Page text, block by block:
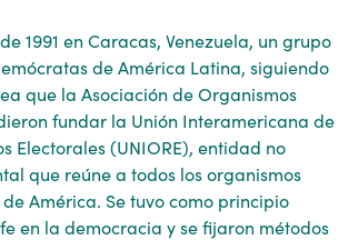
1991 en Caracas, Venezuela, un grupo
de América Latina, siguiendo
que la Asociación de Organismos
fundar la Unión Interamericana de
Electorales (UNIORE), entidad no
que reúne a todos los organismos
América. Se tuvo como principio
en la democracia y se fijaron métodos